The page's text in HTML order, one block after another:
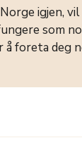
igjen,
som
foreta deg